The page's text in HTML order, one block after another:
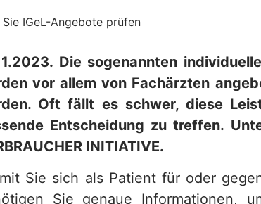
IGeL-Angebote prüfen
Die sogenannten
vor allem von Fachärzten
Oft fällt es schwer, diese
Entscheidung zu treffen.
INITIATIVE.
Sie sich als Patient für oder
Sie genaue Informationen,